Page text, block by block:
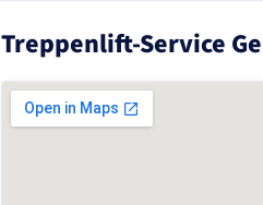
Treppenlift-Service